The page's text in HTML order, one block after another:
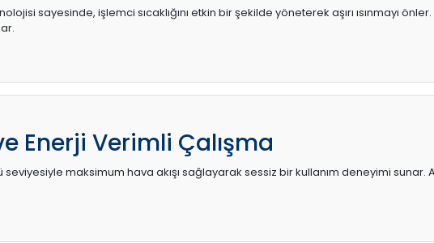
sayesinde, işlemci sıcaklığını etkin bir şekilde yöneterek aşırı ısınmayı
Enerji Verimli Çalışma
maksimum hava akışı sağlayarak sessiz bir kullanım deneyimi sunar.